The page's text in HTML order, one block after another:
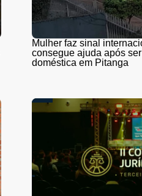
Mulher faz sinal
consegue ajuda após
doméstica em Pitanga